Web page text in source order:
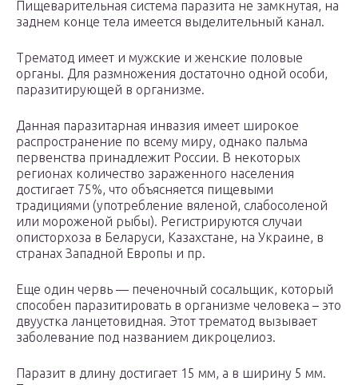
Пищеварительная система паразита не замкнутая, на
заднем конце тела имеется выделительный канал.
Трематод имеет и мужские и женские половые
органы. Для размножения достаточно одной особи,
паразитирующей в организме.
Данная паразитарная инвазия имеет широкое
распространение по всему миру, однако пальма
первенства принадлежит России. В некоторых
регионах количество зараженного населения
достигает 75%, что объясняется пищевыми
традициями (употребление вяленой, слабосоленой
или мороженой рыбы). Регистрируются случаи
описторхоза в Беларуси, Казахстане, на Украине, в
странах Западной Европы и пр.
Еще один червь — печеночный сосальщик, который
способен паразитировать в организме человека – это
двуустка ланцетовидная. Этот трематод вызывает
заболевание под названием дикроцелиоз.
Паразит в длину достигает 15 мм, а в ширину 5 мм.